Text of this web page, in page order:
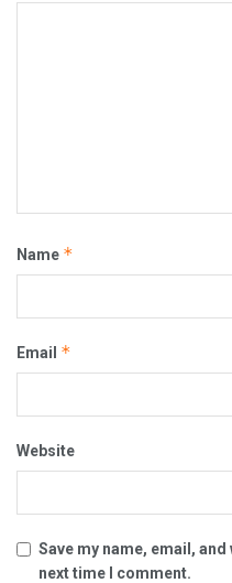
Name *
Email *
Website
Save my name, email,
next time I comment.